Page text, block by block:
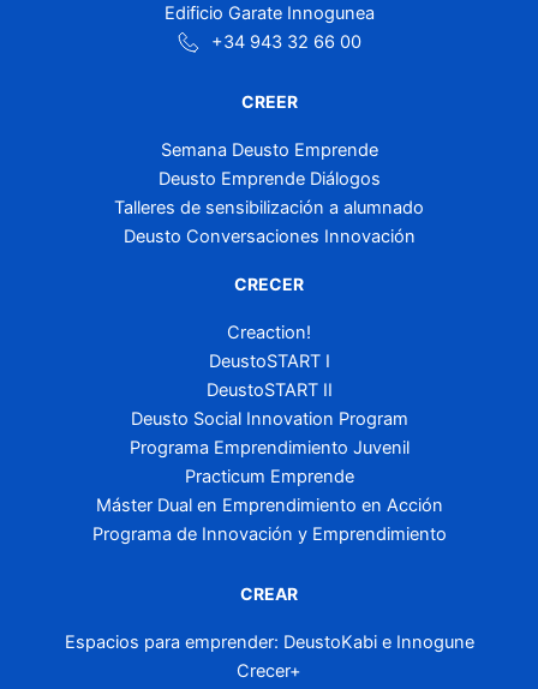
Edificio Garate Innogunea
+34 943 32 66 00
CREER
Semana Deusto Emprende
Deusto Emprende Diálogos
Talleres de sensibilización a alumnado
Deusto Conversaciones Innovación
CRECER
Creaction!
DeustoSTART I
DeustoSTART II
Deusto Social Innovation Program
Programa Emprendimiento Juvenil
Practicum Emprende
Máster Dual en Emprendimiento en Acción
Programa de Innovación y Emprendimiento
CREAR
Espacios para emprender: DeustoKabi e Innogune
Crecer+